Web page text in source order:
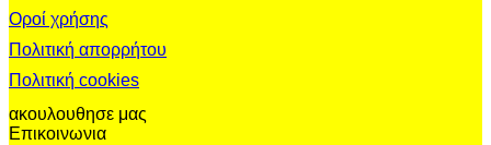
Οροί χρήσης
Πολιτική απορρήτου
Πολιτική cookies
ακουλουθησε μας
Επικοινωνια